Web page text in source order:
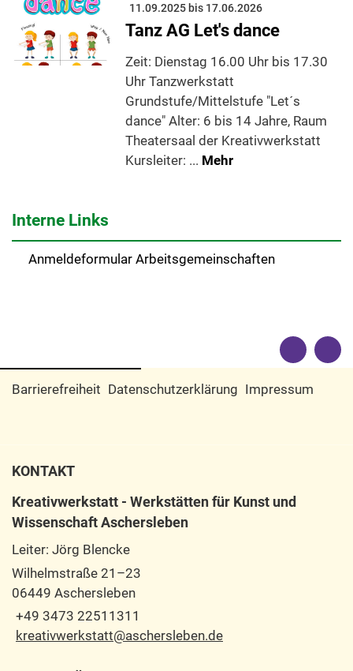
11.09.2025 bis 17.06.2026
Tanz AG Let's dance
Zeit: Dienstag 16.00 Uhr bis 17.30
Uhr Tanzwerkstatt
Grundstufe/Mittelstufe "Let´s
dance" Alter: 6 bis 14 Jahre, Raum
Theatersaal der Kreativwerkstatt
Kursleiter: ... Mehr
Interne Links
Anmeldeformular Arbeitsgemeinschaften
Barrierefreiheit Datenschutzerklärung Impressum
KONTAKT
Kreativwerkstatt - Werkstätten für Kunst und
Wissenschaft Aschersleben
Leiter: Jörg Blencke
Wilhelmstraße 21–23
06449 Aschersleben
+49 3473 22511311
kreativwerkstatt@aschersleben.de